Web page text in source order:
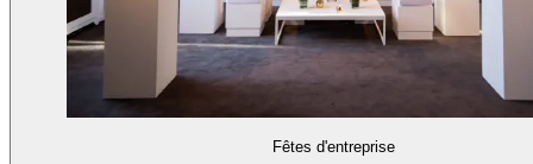
Fêtes d'entreprise